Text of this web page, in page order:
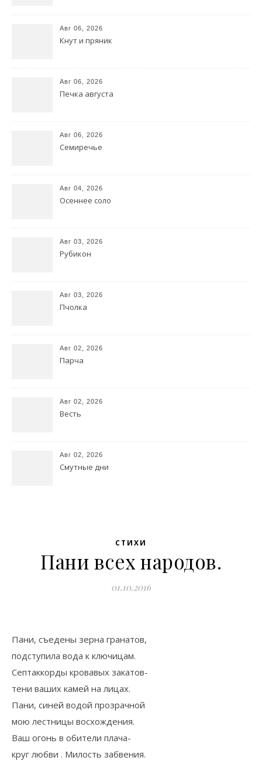
Авг 06, 2026
Кнут и пряник
Авг 06, 2026
Печка августа
Авг 06, 2026
Семиречье
Авг 04, 2026
Осеннее соло
Авг 03, 2026
Рубикон
Авг 03, 2026
Пчолка
Авг 02, 2026
Парча
Авг 02, 2026
Весть
Авг 02, 2026
Смутные дни
СТИХИ
Пани всех народов.
01.10.2016
Пани, съедены зерна гранатов,
подступила вода к ключицам.
Септаккорды кровавых закатов-
тени ваших камей на лицах.
Пани, синей водой прозрачной
мою лестницы восхождения.
Ваш огонь в обители плача-
круг любви . Милость забвения.